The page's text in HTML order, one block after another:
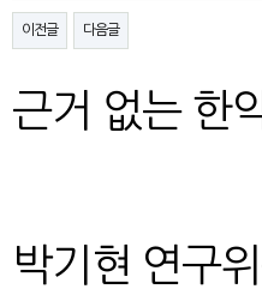
이전글 다음글
근거 없는 한
박기현 연구